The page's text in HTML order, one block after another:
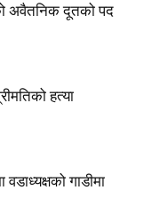
अवैतनिक दूतको पद
हत्या
गाडीमा